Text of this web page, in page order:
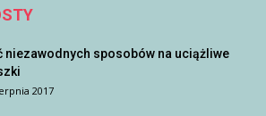
niezawodnych sposobów na uciążliwe
2017